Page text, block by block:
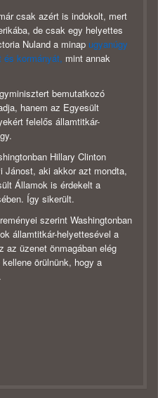
csak azért is indokolt, mert
de csak egy helyettes
Nuland a minap ugyanúgy
és kormányát, mint annak
bemutatkozó
hanem az Egyesült
felelős államtitkár-
Hillary Clinton
Jánost, aki akkor azt mondta,
Államok is érdekelt a
Így sikerült.
szerint Washingtonban
államtitkár-helyettesével a
az üzenet önmagában elég
örülnünk, hogy a